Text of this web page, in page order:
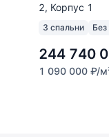
2, Корпус 1
3 спальни Без
244 740
1 090 000 ₽/м